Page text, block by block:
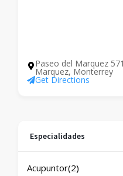
Paseo del Marquez
Marquez, Monterrey
Get Directions
Especialidades
Acupuntor(2)